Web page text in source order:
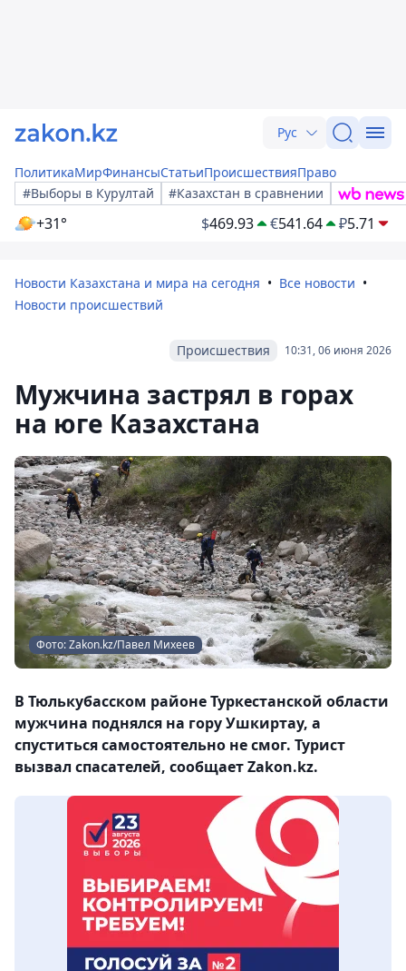
Рус
ПолитикаМирФинансыСтатьиПроисшествияПраво
#Выборы в Курултай
#Казахстан в сравнении
+31° $469.93 €541.64 ₽5.71
Новости Казахстана и мира на сегодня
Все новости
Новости происшествий
10:31, 06 июня 2026
Происшествия
Мужчина застрял в горах
на юге Казахстана
Фото: Zakon.kz/Павел Михеев
В Тюлькубасском районе Туркестанской области
мужчина поднялся на гору Ушкиртау, а
спуститься самостоятельно не смог. Турист
вызвал спасателей, сообщает Zakon.kz.